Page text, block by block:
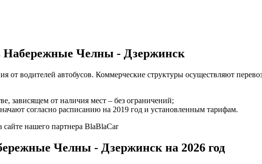
Набережные Челны - Дзержинск
от водителей автобусов. Коммерческие структуры осуществляют
зависящем от наличия мест – без ограничений;
согласно расписанию на 2019 год и установленным тарифам.
нашего партнера BlaBlaCar
Челны - Дзержинск на 2026 год